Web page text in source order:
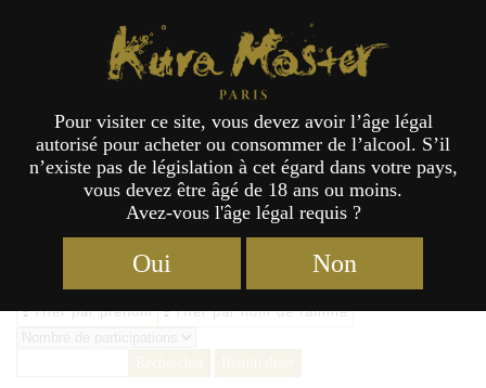
Archives des Jury Saké 2023 -
Kura Master
Trier par prénom Trier par nom de famille
Kura Master Paris
Pour visiter ce site, vous devez avoir l’âge légal
autorisé pour acheter ou consommer de l’alcool. S’il
n’existe pas de législation à cet égard dans votre pays,
vous devez être âgé de 18 ans ou moins.
Avez-vous l'âge légal requis ?
Oui Non